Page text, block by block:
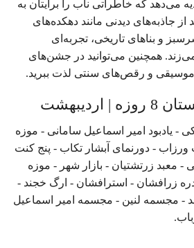
می‌دهد که خاطراتی ناب را برایتان به
از جاذبه‌های دیدنی مانند دهکده‌های
و بناهای تاریخی، تجربه‌ای
همچنین می‌توانید در جشن‌های
و رقص‌های سنتی لذت ببرید.
- یادبود امیر اسماعیل سامانی - موزه
- دورنمای آبشار تکاب - پنج کنت
- معبد زرتشتیان - بازار شهر - موزه
زرافشان - استرافشان - ارگ خجند -
- مجسمه لنین - مجسمه امیر اسماعیل